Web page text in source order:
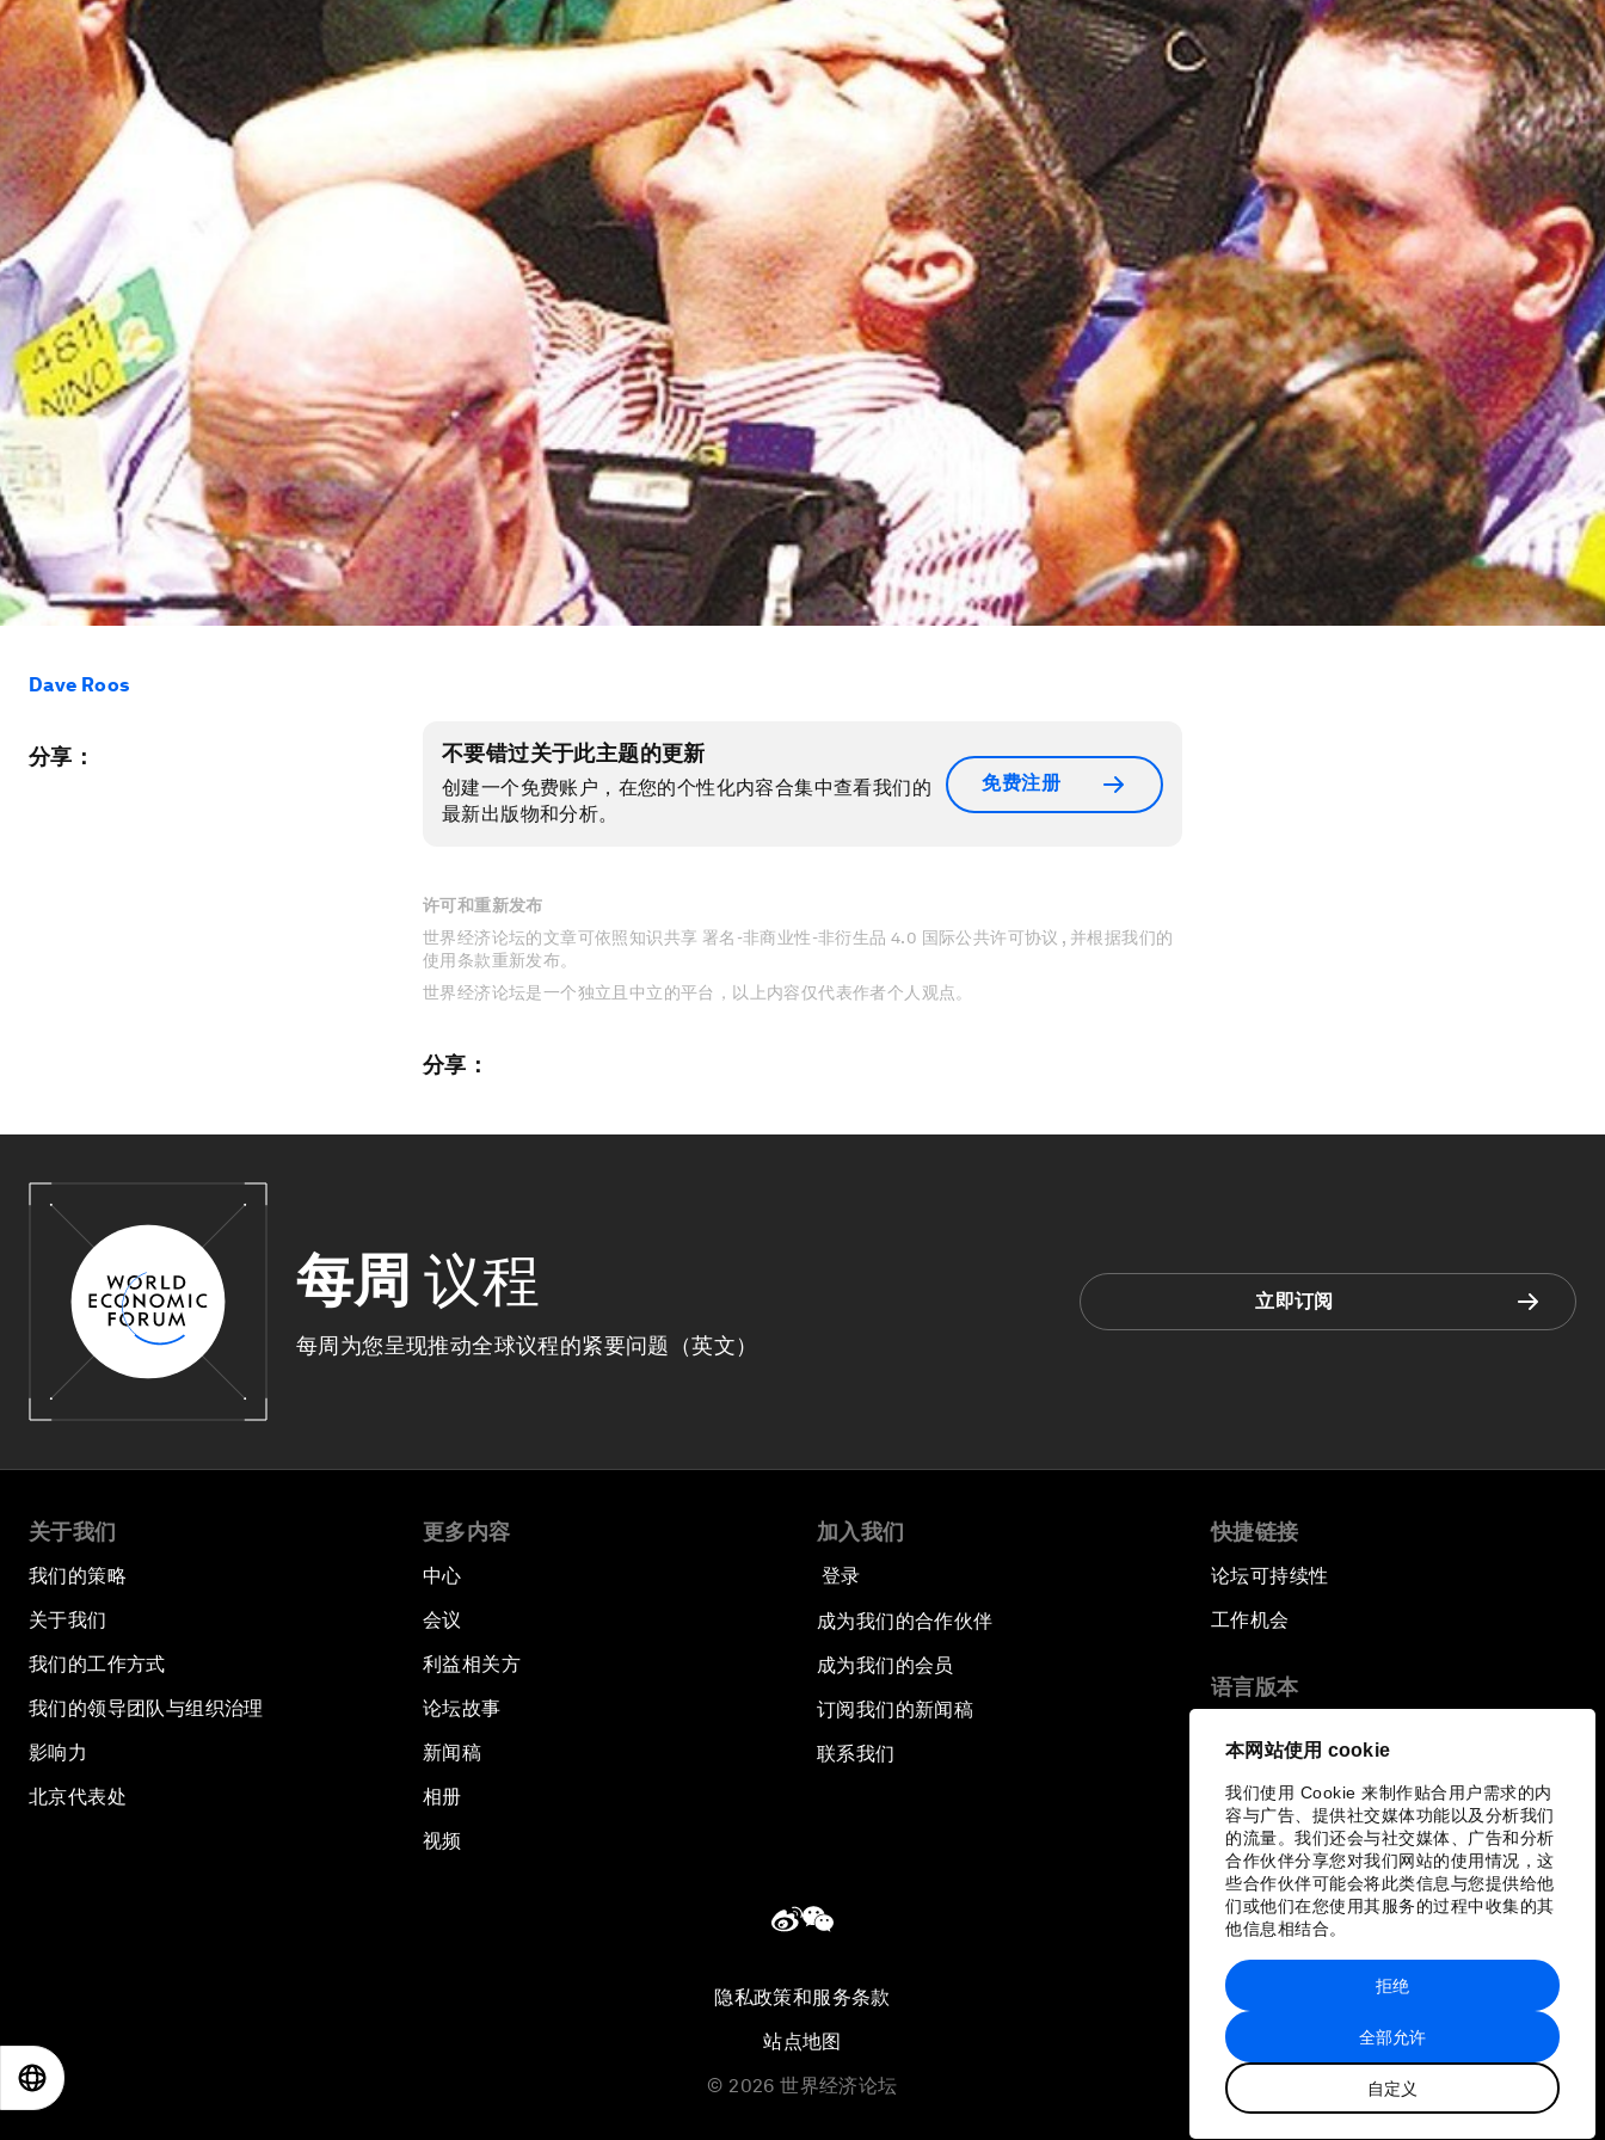
本网站使用 cookie
我们使用 Cookie 来制作贴合用户需求的内
容与广告、提供社交媒体功能以及分析我们
的流量。我们还会与社交媒体、广告和分析
合作伙伴分享您对我们网站的使用情况，这
些合作伙伴可能会将此类信息与您提供给他
们或他们在您使用其服务的过程中收集的其
他信息相结合。
全部允许
自定义
拒绝
Dave Roos
分享： 不要错过关于此主题的更新
创建一个免费账户，在您的个性化内容合集中查看我们的
最新出版物和分析。
免费注册
许可和重新发布
世界经济论坛的文章可依照知识共享 署名-非商业性-非衍生品 4.0 国际公共许可协议 , 并根据我们的
使用条款重新发布。
世界经济论坛是一个独立且中立的平台，以上内容仅代表作者个人观点。
分享：
每周 议程
每周为您呈现推动全球议程的紧要问题（英文）
立即订阅
关于我们
我们的策略
关于我们
我们的工作方式
我们的领导团队与组织治理
影响力
北京代表处
更多内容
中心
会议
利益相关方
论坛故事
新闻稿
相册
视频
加入我们
登录
成为我们的合作伙伴
成为我们的会员
订阅我们的新闻稿
联系我们
快捷链接
论坛可持续性
工作机会
语言版本
隐私政策和服务条款
站点地图
© 2026 世界经济论坛